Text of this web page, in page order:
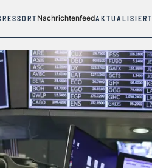
NachrichtenfeedAKTUALISIERT